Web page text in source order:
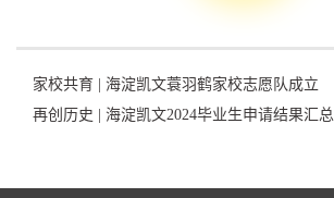
家校共育 | 海淀凯文蓑羽鹤家校志愿队成立
再创历史 | 海淀凯文2024毕业生申请结果汇总